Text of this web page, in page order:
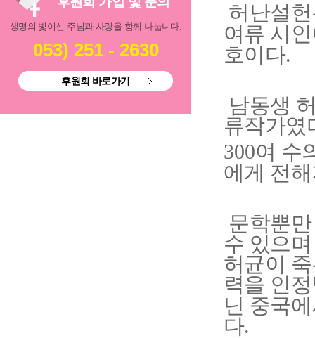
생명의 빛이신 주님과 사랑을 함께 나눕니다.
053) 251 - 2630
후원회 바로가기
허난설
여류 시
호이다.
남동생
류작가였
300여 수
에게 전
문학뿐
수 있으
허균이
력을 인
닌 중국
다.